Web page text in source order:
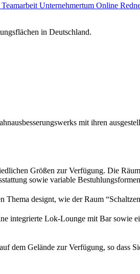
Unternehmertum Online
in Deutschland.
mit ihren
Größen zur Verfügung. Die
sowie variable
designt, wie der Raum
integrierte Lok-Lounge mit Bar sowie
dem Gelände zur Verfügung, so dass